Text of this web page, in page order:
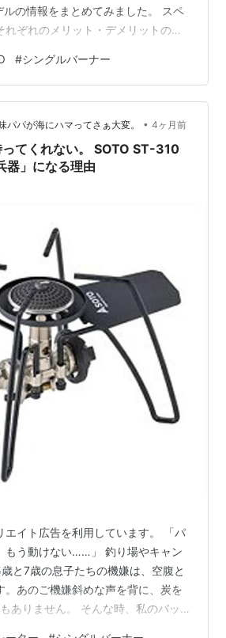
ルの情報をまとめてみました。 スペ
れぞれのメリット・デメリットの口
ニ / FORE WINDS） カセットガスの
手軽に入手できるCB缶（カセットボ
頼性は抜群です。 FW-OCB-JP：ア
ーナー 発熱量： 2.7kW
約274g 収納サイズ： 幅82…
#シングルバーナー
パパが海にハマってさぁ大変。 • 4ヶ月前
てくれない。 SOTO ST-310
器」になる理由
エイト広告を利用しています。 「パ
もう動けない……」 釣り場やキャン
と7歳の息子たちの機嫌は、空腹と
。あのご機嫌斜めな声を背に、炭を
ありません。 そんな時、私のバッグ